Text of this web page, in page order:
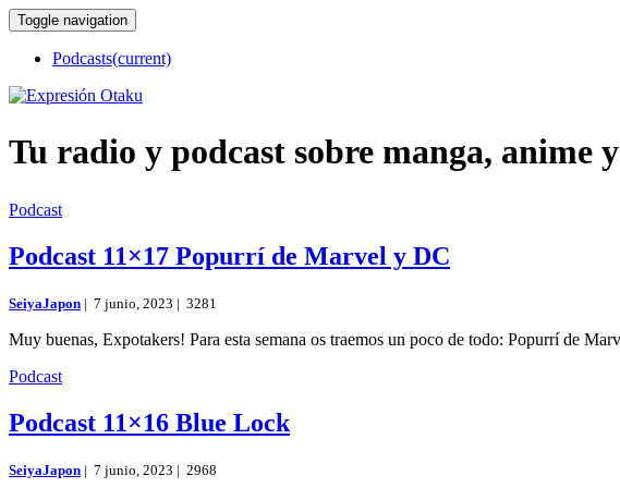
Toggle navigation
Podcasts(current)
Tu radio y podcast sobre manga, anime
Podcast
Podcast 11×17 Popurrí de Marvel y DC
SeiyaJapon | 7 junio, 2023 | 3281
Muy buenas, Expotakers! Para esta semana os traemos un poco de todo: Popurrí de
Podcast
Podcast 11×16 Blue Lock
SeiyaJapon | 7 junio, 2023 | 2968